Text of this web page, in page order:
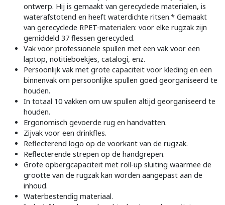
ontwerp. Hij is gemaakt van gerecyclede materialen, is
waterafstotend en heeft waterdichte ritsen.* Gemaakt
van gerecyclede RPET-materialen: voor elke rugzak zijn
gemiddeld 37 flessen gerecycled.
Vak voor professionele spullen met een vak voor een
laptop, notitieboekjes, catalogi, enz.
Persoonlijk vak met grote capaciteit voor kleding en een
binnenvak om persoonlijke spullen goed georganiseerd te
houden.
In totaal 10 vakken om uw spullen altijd georganiseerd te
houden.
Ergonomisch gevoerde rug en handvatten.
Zijvak voor een drinkfles.
Reflecterend logo op de voorkant van de rugzak.
Reflecterende strepen op de handgrepen.
Grote opbergcapaciteit met roll-up sluiting waarmee de
grootte van de rugzak kan worden aangepast aan de
inhoud.
Waterbestendig materiaal.